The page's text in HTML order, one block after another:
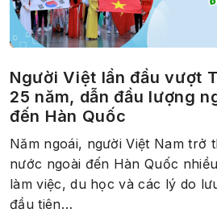
Người Việt lần đầu vượt
25 năm, dẫn đầu lượng
đến Hàn Quốc
Năm ngoái, người Việt Nam trở
nước ngoài đến Hàn Quốc
làm việc, du học và các lý do
đầu tiên…